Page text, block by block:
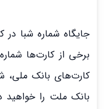
جایگاه شماره شبا
برخی از کارت‌ها
کارت‌های بانک ملی،
بانک ملت را